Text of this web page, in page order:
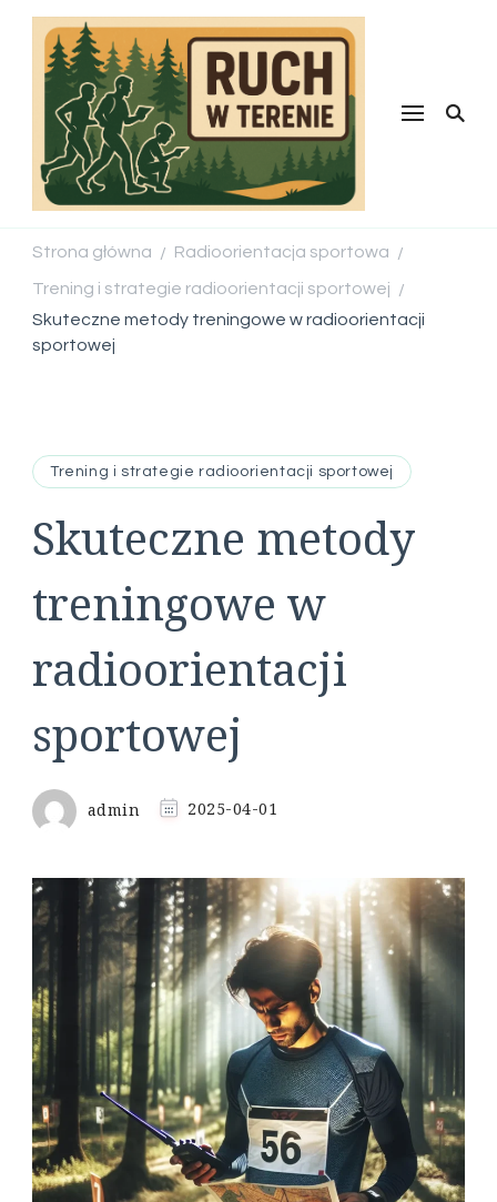
Ruch w
Strona główna / Radioorientacja sportowa /
Trening i strategie radioorientacji sportowej /
Skuteczne metody treningowe w radioorientacji
sportowej
Trening i strategie radioorientacji sportowej
Skuteczne metody
treningowe w
radioorientacji
sportowej
admin 2025-04-01